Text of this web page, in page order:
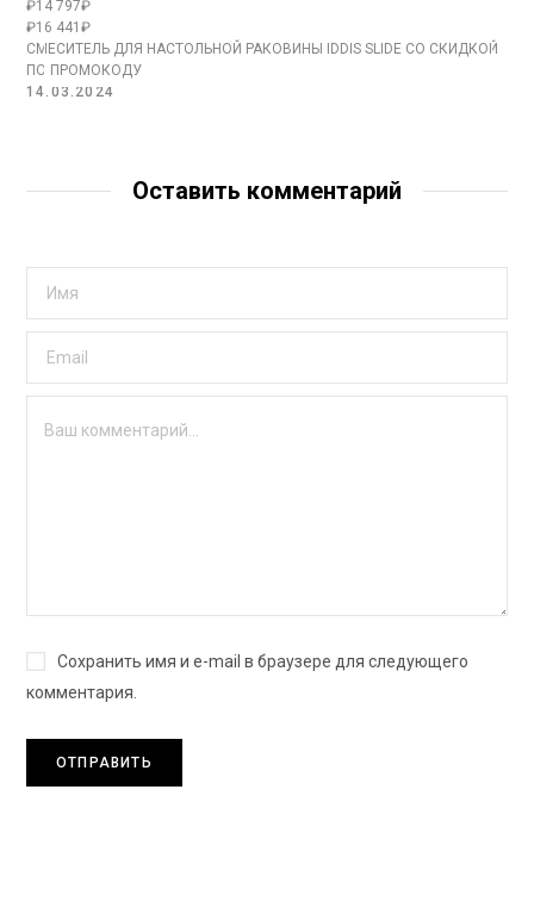
₽14 797₽
₽16 441₽
СМЕСИТЕЛЬ ДЛЯ НАСТОЛЬНОЙ РАКОВИНЫ IDDIS SLIDE СО СКИДКОЙ
ПО ПРОМОКОДУ
14.03.2024
Оставить комментарий
Сохранить имя и e-mail в браузере для следующего
комментария.